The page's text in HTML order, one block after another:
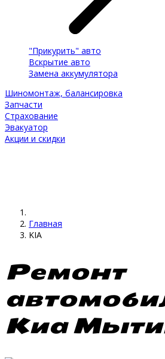
"Прикурить" авто
Вскрытие авто
Замена аккумулятора
Шиномонтаж, балансировка
Запчасти
Страхование
Эвакуатор
Акции и скидки
Главная
KIA
Ремонт
Киа